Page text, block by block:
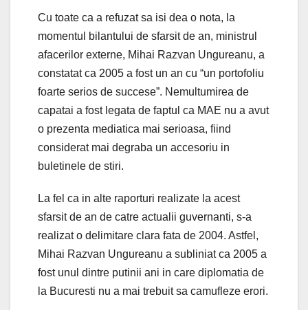
Cu toate ca a refuzat sa isi dea o nota, la
momentul bilantului de sfarsit de an, ministrul
afacerilor externe, Mihai Razvan Ungureanu, a
constatat ca 2005 a fost un an cu “un portofoliu
foarte serios de succese”. Nemultumirea de
capatai a fost legata de faptul ca MAE nu a avut
o prezenta mediatica mai serioasa, fiind
considerat mai degraba un accesoriu in
buletinele de stiri.
La fel ca in alte raporturi realizate la acest
sfarsit de an de catre actualii guvernanti, s-a
realizat o delimitare clara fata de 2004. Astfel,
Mihai Razvan Ungureanu a subliniat ca 2005 a
fost unul dintre putinii ani in care diplomatia de
la Bucuresti nu a mai trebuit sa camufleze erori.